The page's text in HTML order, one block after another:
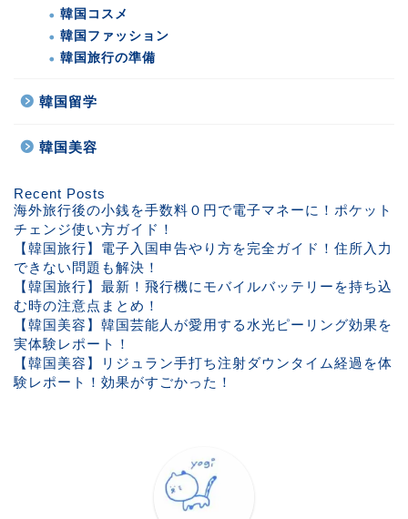
韓国コスメ
韓国ファッション
韓国旅行の準備
韓国留学
韓国美容
Recent Posts
海外旅行後の小銭を手数料０円で電子マネーに！ポケット
チェンジ使い方ガイド！
【韓国旅行】電子入国申告やり方を完全ガイド！住所入力
できない問題も解決！
【韓国旅行】最新！飛行機にモバイルバッテリーを持ち込
む時の注意点まとめ！
【韓国美容】韓国芸能人が愛用する水光ピーリング効果を
実体験レポート！
【韓国美容】リジュラン手打ち注射ダウンタイム経過を体
験レポート！効果がすごかった！